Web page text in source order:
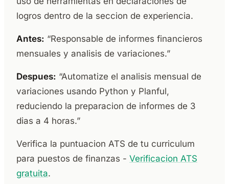
logros dentro de la seccion de experiencia.
Antes: “Responsable de informes financieros
mensuales y analisis de variaciones.”
Despues: “Automatize el analisis mensual de
variaciones usando Python y Planful,
reduciendo la preparacion de informes de 3
dias a 4 horas.”
Verifica la puntuacion ATS de tu curriculum
para puestos de finanzas - Verificacion ATS
gratuita.